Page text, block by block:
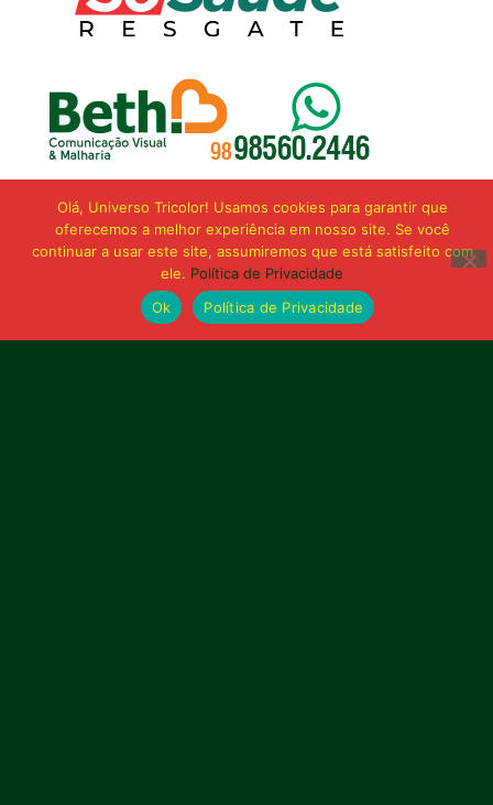
Olá, Universo Tricolor! Usamos cookies para garantir que
oferecemos a melhor experiência em nosso site. Se você
continuar a usar este site, assumiremos que está satisfeito com
ele. Política de Privacidade
Ok
Política de Privacidade